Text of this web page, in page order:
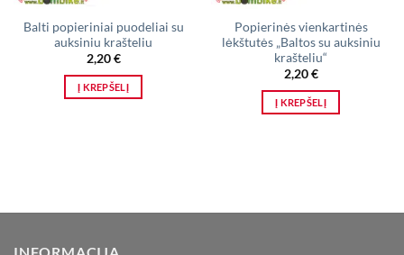
Balti popieriniai puodeliai su
auksiniu krašteliu
2,20€
Į KREPŠELĮ
Popierinės vienkartinės
lėkštutės „Baltos su auksiniu
krašteliu“
2,20€
Į KREPŠELĮ